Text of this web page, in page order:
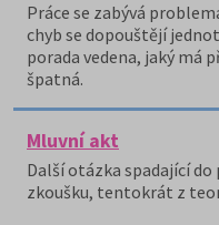
Práce se zabývá
chyb se dopouštějí
porada vedena, jaký má
špatná.
Mluvní akt
Další otázka spadající
zkoušku, tentokrát z